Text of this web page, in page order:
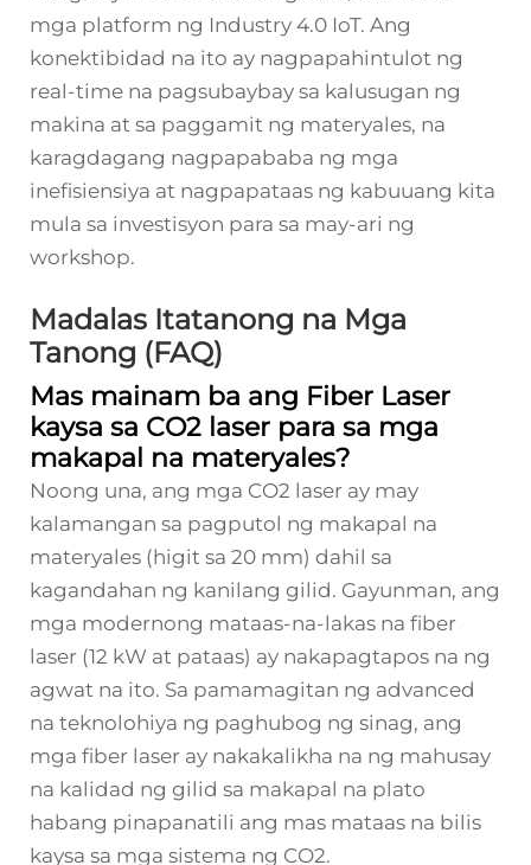
mga platform ng Industry 4.0 IoT. Ang
konektibidad na ito ay nagpapahintulot ng
real-time na pagsubaybay sa kalusugan ng
makina at sa paggamit ng materyales, na
karagdagang nagpapababa ng mga
inefisiensiya at nagpapataas ng kabuuang kita
mula sa investisyon para sa may-ari ng
workshop.
Madalas Itatanong na Mga
Tanong (FAQ)
Mas mainam ba ang Fiber Laser
kaysa sa CO2 laser para sa mga
makapal na materyales?
Noong una, ang mga CO2 laser ay may
kalamangan sa pagputol ng makapal na
materyales (higit sa 20 mm) dahil sa
kagandahan ng kanilang gilid. Gayunman, ang
mga modernong mataas-na-lakas na fiber
laser (12 kW at pataas) ay nakapagtapos na ng
agwat na ito. Sa pamamagitan ng advanced
na teknolohiya ng paghubog ng sinag, ang
mga fiber laser ay nakakalikha na ng mahusay
na kalidad ng gilid sa makapal na plato
habang pinapanatili ang mas mataas na bilis
kaysa sa mga sistema ng CO2.